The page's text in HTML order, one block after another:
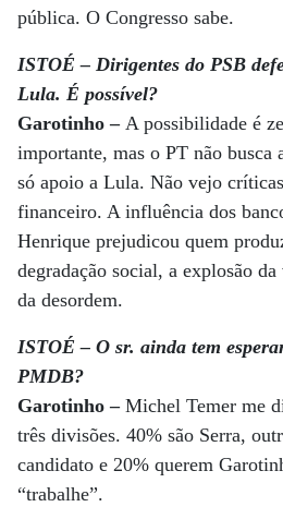
pública. O Congresso sabe.
ISTOÉ – Dirigentes do PSB
Lula. É possível?
Garotinho – A possibilidade é
importante, mas o PT não busca
só apoio a Lula. Não vejo
financeiro. A influência dos
Henrique prejudicou quem
degradação social, a explosão
da desordem.
ISTOÉ – O sr. ainda tem
PMDB?
Garotinho –Michel Temer me
três divisões. 40% são Serra,
candidato e 20% querem
“trabalhe”.